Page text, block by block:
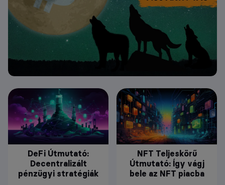
DeFi Útmutató:
Decentralizált
pénzügyi stratégiák
NFT Teljeskörű
Útmutató: Így vágj
bele az NFT piacba